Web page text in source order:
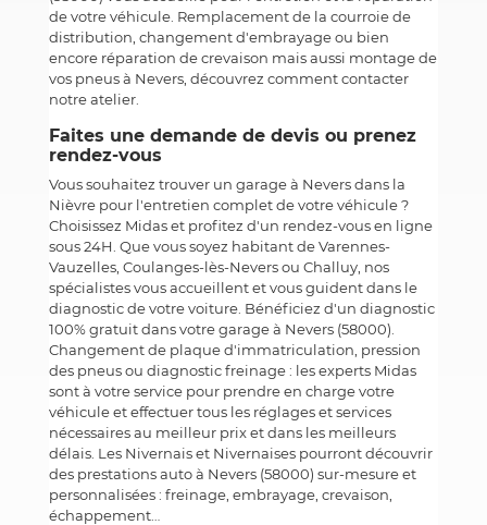
de votre véhicule. Remplacement de la courroie de
distribution, changement d'embrayage ou bien
encore réparation de crevaison mais aussi montage de
vos pneus à Nevers, découvrez comment contacter
notre atelier.
Faites une demande de devis ou prenez
rendez-vous
Vous souhaitez trouver un garage à Nevers dans la
Nièvre pour l'entretien complet de votre véhicule ?
Choisissez Midas et profitez d'un rendez-vous en ligne
sous 24H. Que vous soyez habitant de Varennes-
Vauzelles, Coulanges-lès-Nevers ou Challuy, nos
spécialistes vous accueillent et vous guident dans le
diagnostic de votre voiture. Bénéficiez d'un diagnostic
100% gratuit dans votre garage à Nevers (58000).
Changement de plaque d'immatriculation, pression
des pneus ou diagnostic freinage : les experts Midas
sont à votre service pour prendre en charge votre
véhicule et effectuer tous les réglages et services
nécessaires au meilleur prix et dans les meilleurs
délais. Les Nivernais et Nivernaises pourront découvrir
des prestations auto à Nevers (58000) sur-mesure et
personnalisées : freinage, embrayage, crevaison,
échappement…